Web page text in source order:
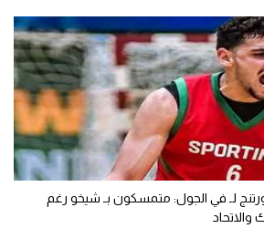
لـ في الجول: متمسكون بـ شيخو رغم